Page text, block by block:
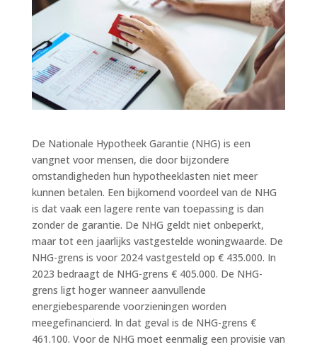
De Nationale Hypotheek Garantie (NHG) is een
vangnet voor mensen, die door bijzondere
omstandigheden hun hypotheeklasten niet meer
kunnen betalen. Een bijkomend voordeel van de NHG
is dat vaak een lagere rente van toepassing is dan
zonder de garantie. De NHG geldt niet onbeperkt,
maar tot een jaarlijks vastgestelde woningwaarde. De
NHG-grens is voor 2024 vastgesteld op € 435.000. In
2023 bedraagt de NHG-grens € 405.000. De NHG-
grens ligt hoger wanneer aanvullende
energiebesparende voorzieningen worden
meegefinancierd. In dat geval is de NHG-grens €
461.100. Voor de NHG moet eenmalig een provisie van